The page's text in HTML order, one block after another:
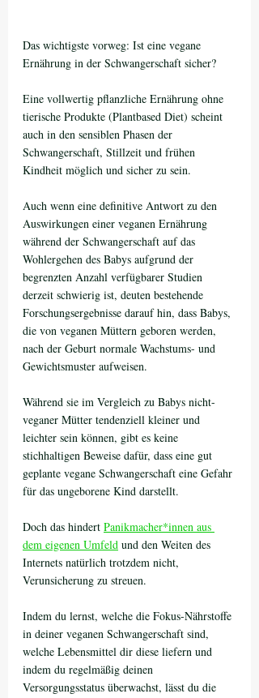
Das wichtigste vorweg: Ist eine vegane
Ernährung in der Schwangerschaft sicher?
Eine vollwertig pflanzliche Ernährung ohne
tierische Produkte (Plantbased Diet) scheint
auch in den sensiblen Phasen der
Schwangerschaft, Stillzeit und frühen
Kindheit möglich und sicher zu sein.
Auch wenn eine definitive Antwort zu den
Auswirkungen einer veganen Ernährung
während der Schwangerschaft auf das
Wohlergehen des Babys aufgrund der
begrenzten Anzahl verfügbarer Studien
derzeit schwierig ist, deuten bestehende
Forschungsergebnisse darauf hin, dass Babys,
die von veganen Müttern geboren werden,
nach der Geburt normale Wachstums- und
Gewichtsmuster aufweisen.
Während sie im Vergleich zu Babys nicht-
veganer Mütter tendenziell kleiner und
leichter sein können, gibt es keine
stichhaltigen Beweise dafür, dass eine gut
geplante vegane Schwangerschaft eine Gefahr
für das ungeborene Kind darstellt.
Doch das hindert Panikmacher*innen aus
dem eigenen Umfeld und den Weiten des
Internets natürlich trotzdem nicht,
Verunsicherung zu streuen.
Indem du lernst, welche die Fokus-Nährstoffe
in deiner veganen Schwangerschaft sind,
welche Lebensmittel dir diese liefern und
indem du regelmäßig deinen
Versorgungsstatus überwachst, lässt du die